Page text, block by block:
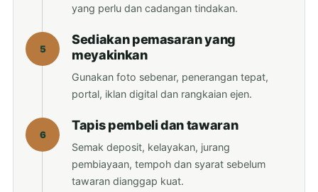
yang perlu dan cadangan tindakan.
5
Sediakan pemasaran yang
meyakinkan
Gunakan foto sebenar, penerangan tepat,
portal, iklan digital dan rangkaian ejen.
6
Tapis pembeli dan tawaran
Semak deposit, kelayakan, jurang
pembiayaan, tempoh dan syarat sebelum
tawaran dianggap kuat.